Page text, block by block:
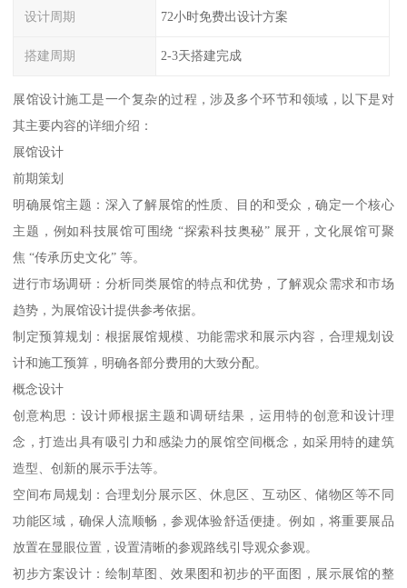
设计周期 72小时免费出设计方案
搭建周期 2-3天搭建完成
展馆设计施工是一个复杂的过程，涉及多个环节和领域，以下是对
其主要内容的详细介绍：
展馆设计
前期策划
明确展馆主题：深入了解展馆的性质、目的和受众，确定一个核心
主题，例如科技展馆可围绕 “探索科技奥秘” 展开，文化展馆可聚
焦 “传承历史文化” 等。
进行市场调研：分析同类展馆的特点和优势，了解观众需求和市场
趋势，为展馆设计提供参考依据。
制定预算规划：根据展馆规模、功能需求和展示内容，合理规划设
计和施工预算，明确各部分费用的大致分配。
概念设计
创意构思：设计师根据主题和调研结果，运用特的创意和设计理
念，打造出具有吸引力和感染力的展馆空间概念，如采用特的建筑
造型、创新的展示手法等。
空间布局规划：合理划分展示区、休息区、互动区、储物区等不同
功能区域，确保人流顺畅，参观体验舒适便捷。例如，将重要展品
放置在显眼位置，设置清晰的参观路线引导观众参观。
初步方案设计：绘制草图、效果图和初步的平面图，展示展馆的整